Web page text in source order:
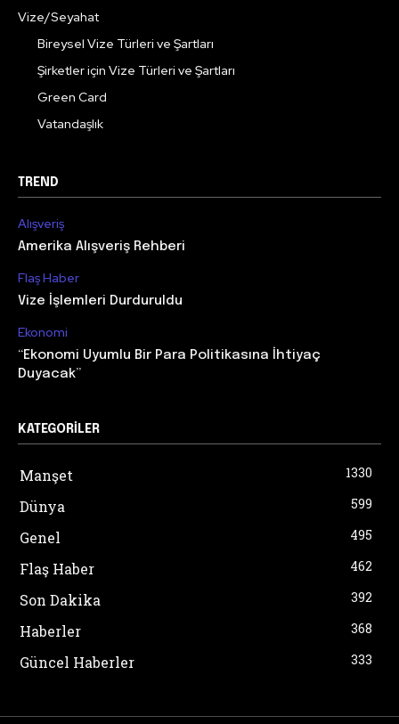
Vize/Seyahat
Bireysel Vize Türleri ve Şartları
Şirketler için Vize Türleri ve Şartları
Green Card
Vatandaşlık
TREND
Alışveriş
Amerika Alışveriş Rehberi
Flaş Haber
Vize İşlemleri Durduruldu
Ekonomi
“Ekonomi Uyumlu Bir Para Politikasına İhtiyaç
Duyacak”
KATEGORILER
Manşet 1330
Dünya 599
Genel 495
Flaş Haber 462
Son Dakika 392
Haberler 368
Güncel Haberler 333